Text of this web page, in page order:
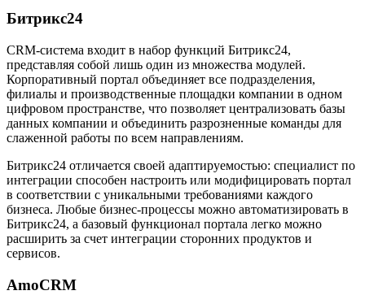
Битрикс24
CRM-система входит в набор функций Битрикс24,
представляя собой лишь один из множества модулей.
Корпоративный портал объединяет все подразделения,
филиалы и производственные площадки компании в одном
цифровом пространстве, что позволяет централизовать базы
данных компании и объединить разрозненные команды для
слаженной работы по всем направлениям.
Битрикс24 отличается своей адаптируемостью: специалист по
интеграции способен настроить или модифицировать портал
в соответствии с уникальными требованиями каждого
бизнеса. Любые бизнес-процессы можно автоматизировать в
Битрикс24, а базовый функционал портала легко можно
расширить за счет интеграции сторонних продуктов и
сервисов.
AmoCRM